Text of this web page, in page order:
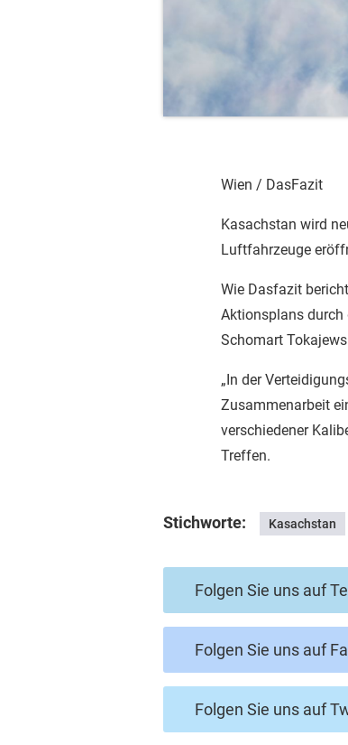
Wien / DasFazit
Kasachstan wird
Luftfahrzeuge
Wie Dasfazit
Aktionsplans durch
Schomart
„In der
Zusammenarbeit
verschiedener
Treffen.
Stichworte: Kasachstan
Folgen Sie uns auf
Folgen Sie uns auf
Folgen Sie uns auf